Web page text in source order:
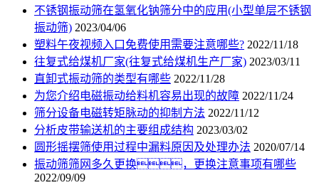
不锈钢振动筛在氢氧化钠筛分中的应用(小型单层不锈钢
振动筛) 2023/04/06
塑料午夜视频入口免费使用需要注意哪些? 2022/11/18
往复式给煤机厂家(往复式给煤机生产厂家) 2023/03/11
直卸式振动筛的类型有哪些 2022/11/28
为您介绍电磁振动给料机容易出现的故障 2022/11/24
筛分设备电磁转矩脉动的抑制方法 2022/11/12
分析皮带输送机的主要组成结构 2023/03/02
圆形摇摆筛使用过程中漏料原因及处理办法 2020/07/14
振动筛筛网多久更换，更换注意事项有哪些
2022/09/09